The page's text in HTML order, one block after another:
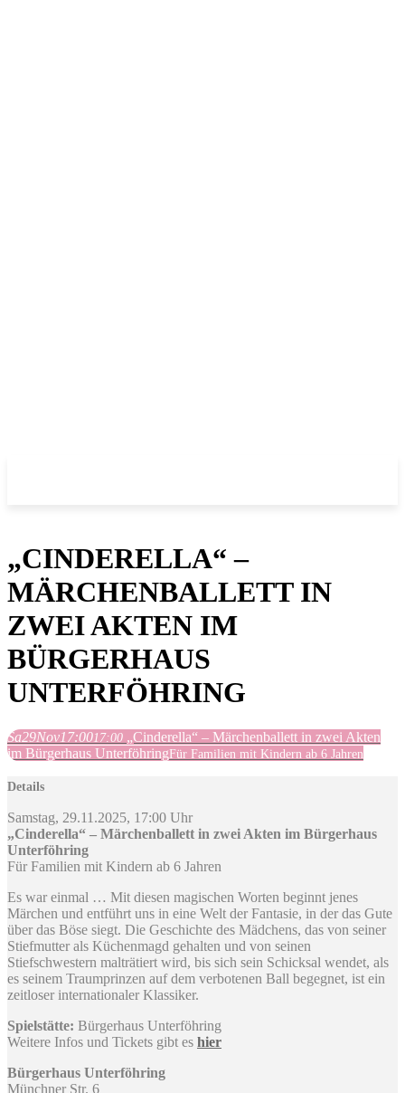
„CINDERELLA“ –
MÄRCHENBALLETT IN
ZWEI AKTEN IM
BÜRGERHAUS
UNTERFÖHRING
Sa29Nov17:0017:00 „Cinderella“ – Märchenballett in zwei Akten
im Bürgerhaus UnterföhringFür Familien mit Kindern ab 6 Jahren
Details
Samstag, 29.11.2025, 17:00 Uhr
„Cinderella“ – Märchenballett in zwei Akten im Bürgerhaus
Unterföhring
Für Familien mit Kindern ab 6 Jahren
Es war einmal … Mit diesen magischen Worten beginnt jenes
Märchen und entführt uns in eine Welt der Fantasie, in der das Gute
über das Böse siegt. Die Geschichte des Mädchens, das von seiner
Stiefmutter als Küchenmagd gehalten und von seinen
Stiefschwestern malträtiert wird, bis sich sein Schicksal wendet, als
es seinem Traumprinzen auf dem verbotenen Ball begegnet, ist ein
zeitloser internationaler Klassiker.
Spielstätte: Bürgerhaus Unterföhring
Weitere Infos und Tickets gibt es hier
Bürgerhaus Unterföhring
Münchner Str. 6